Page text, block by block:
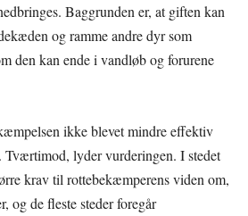
Baggrunden er, at giften kan
og ramme andre dyr som
den kan ende i vandløb og forurene
ikke blevet mindre effektiv
Tværtimod, lyder vurderingen. I stedet
krav til rottebekæmperens viden om,
og de fleste steder foregår